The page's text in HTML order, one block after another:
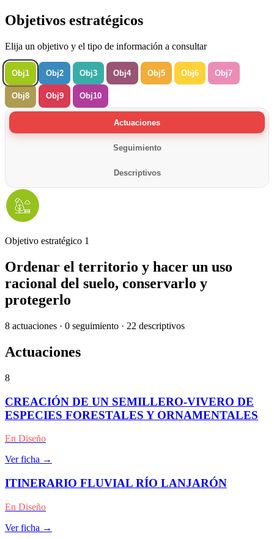
Objetivos estratégicos
Elija un objetivo y el tipo de información a consultar
Obj1 Obj2 Obj3 Obj4 Obj5 Obj6 Obj7
Obj8 Obj9 Obj10
Actuaciones
Seguimiento
Descriptivos
Objetivo estratégico 1
Ordenar el territorio y hacer un uso
racional del suelo, conservarlo y
protegerlo
8 actuaciones · 0 seguimiento · 22 descriptivos
Actuaciones
8
CREACIÓN DE UN SEMILLERO-VIVERO DE
ESPECIES FORESTALES Y ORNAMENTALES
En Diseño
Ver ficha →
ITINERARIO FLUVIAL RÍO LANJARÓN
En Diseño
Ver ficha →